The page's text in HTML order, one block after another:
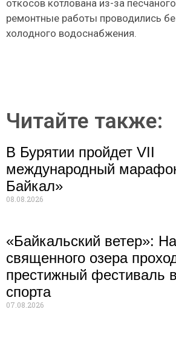
откосов котлована из-за
ремонтные работы проводились
холодного водоснабжения.
Читайте также:
В Бурятии пройдет VII
международный
Байкал»
08.08.2026
«Байкальский ветер»:
священного озера
престижный фестиваль
спорта
07.08.2026